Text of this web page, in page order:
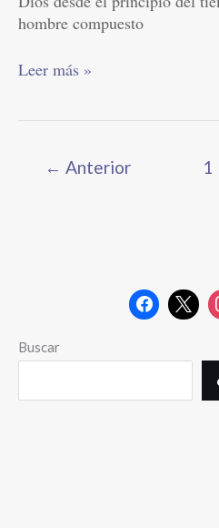
hombre compuesto
Leer más »
← Anterior 1
Buscar